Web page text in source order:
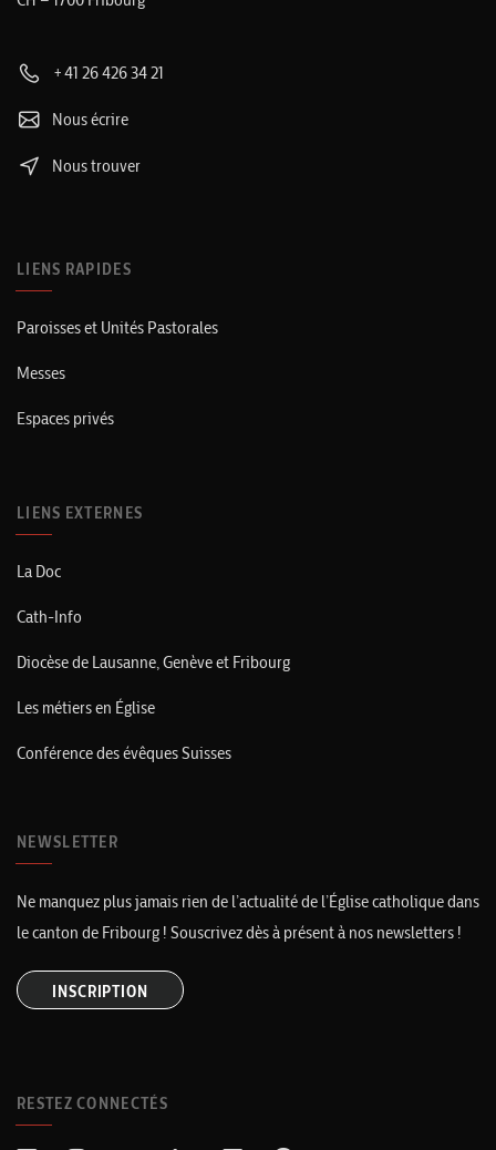
+41 26 426 34 21
Nous écrire
Nous trouver
LIENS RAPIDES
Paroisses et Unités Pastorales
Messes
Espaces privés
LIENS EXTERNES
La Doc
Cath-Info
Diocèse de Lausanne, Genève et Fribourg
Les métiers en Église
Conférence des évêques Suisses
NEWSLETTER
Ne manquez plus jamais rien de l’actualité de l’Église catholique dans
le canton de Fribourg ! Souscrivez dès à présent à nos newsletters !
INSCRIPTION
RESTEZ CONNECTÉS